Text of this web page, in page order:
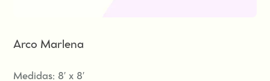
Arco Marlena
Medidas: 8′ x 8′